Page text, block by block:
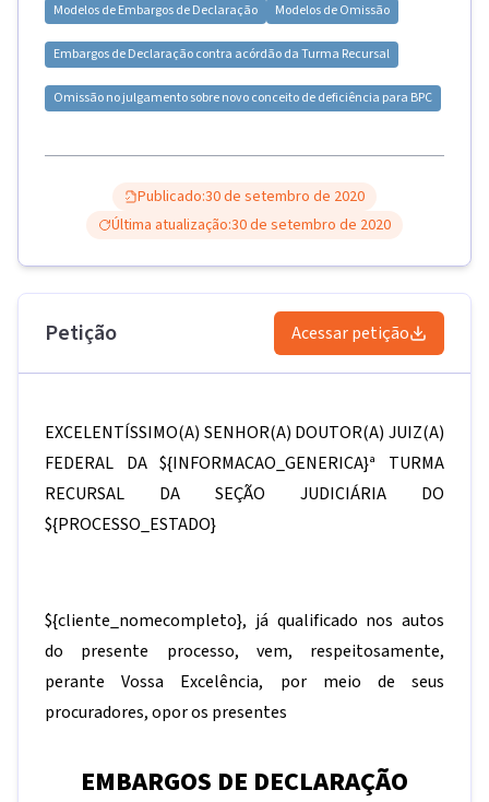
Modelos deEmbargos de Declaração Modelos deOmissão
Embargos de Declaração contra acórdão da Turma Recursal
Omissão no julgamento sobre novo conceito de deficiência para BPC
Publicado:30 de setembro de 2020
Última atualização:30 de setembro de 2020
Petição Acessar petição
EXCELENTÍSSIMO(A) SENHOR(A) DOUTOR(A) JUIZ(A)
FEDERAL DA${INFORMACAO_GENERICA}ª TURMA
RECURSAL DA SEÇÃO JUDICIÁRIA DO
${PROCESSO_ESTADO}
${cliente_nomecompleto}, já qualificado nos autos
do presente processo, vem, respeitosamente,
perante Vossa Excelência, por meio de seus
procuradores, opor os presentes
EMBARGOS DE DECLARAÇÃO